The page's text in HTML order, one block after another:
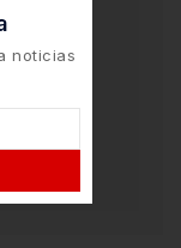
en
que
noticias